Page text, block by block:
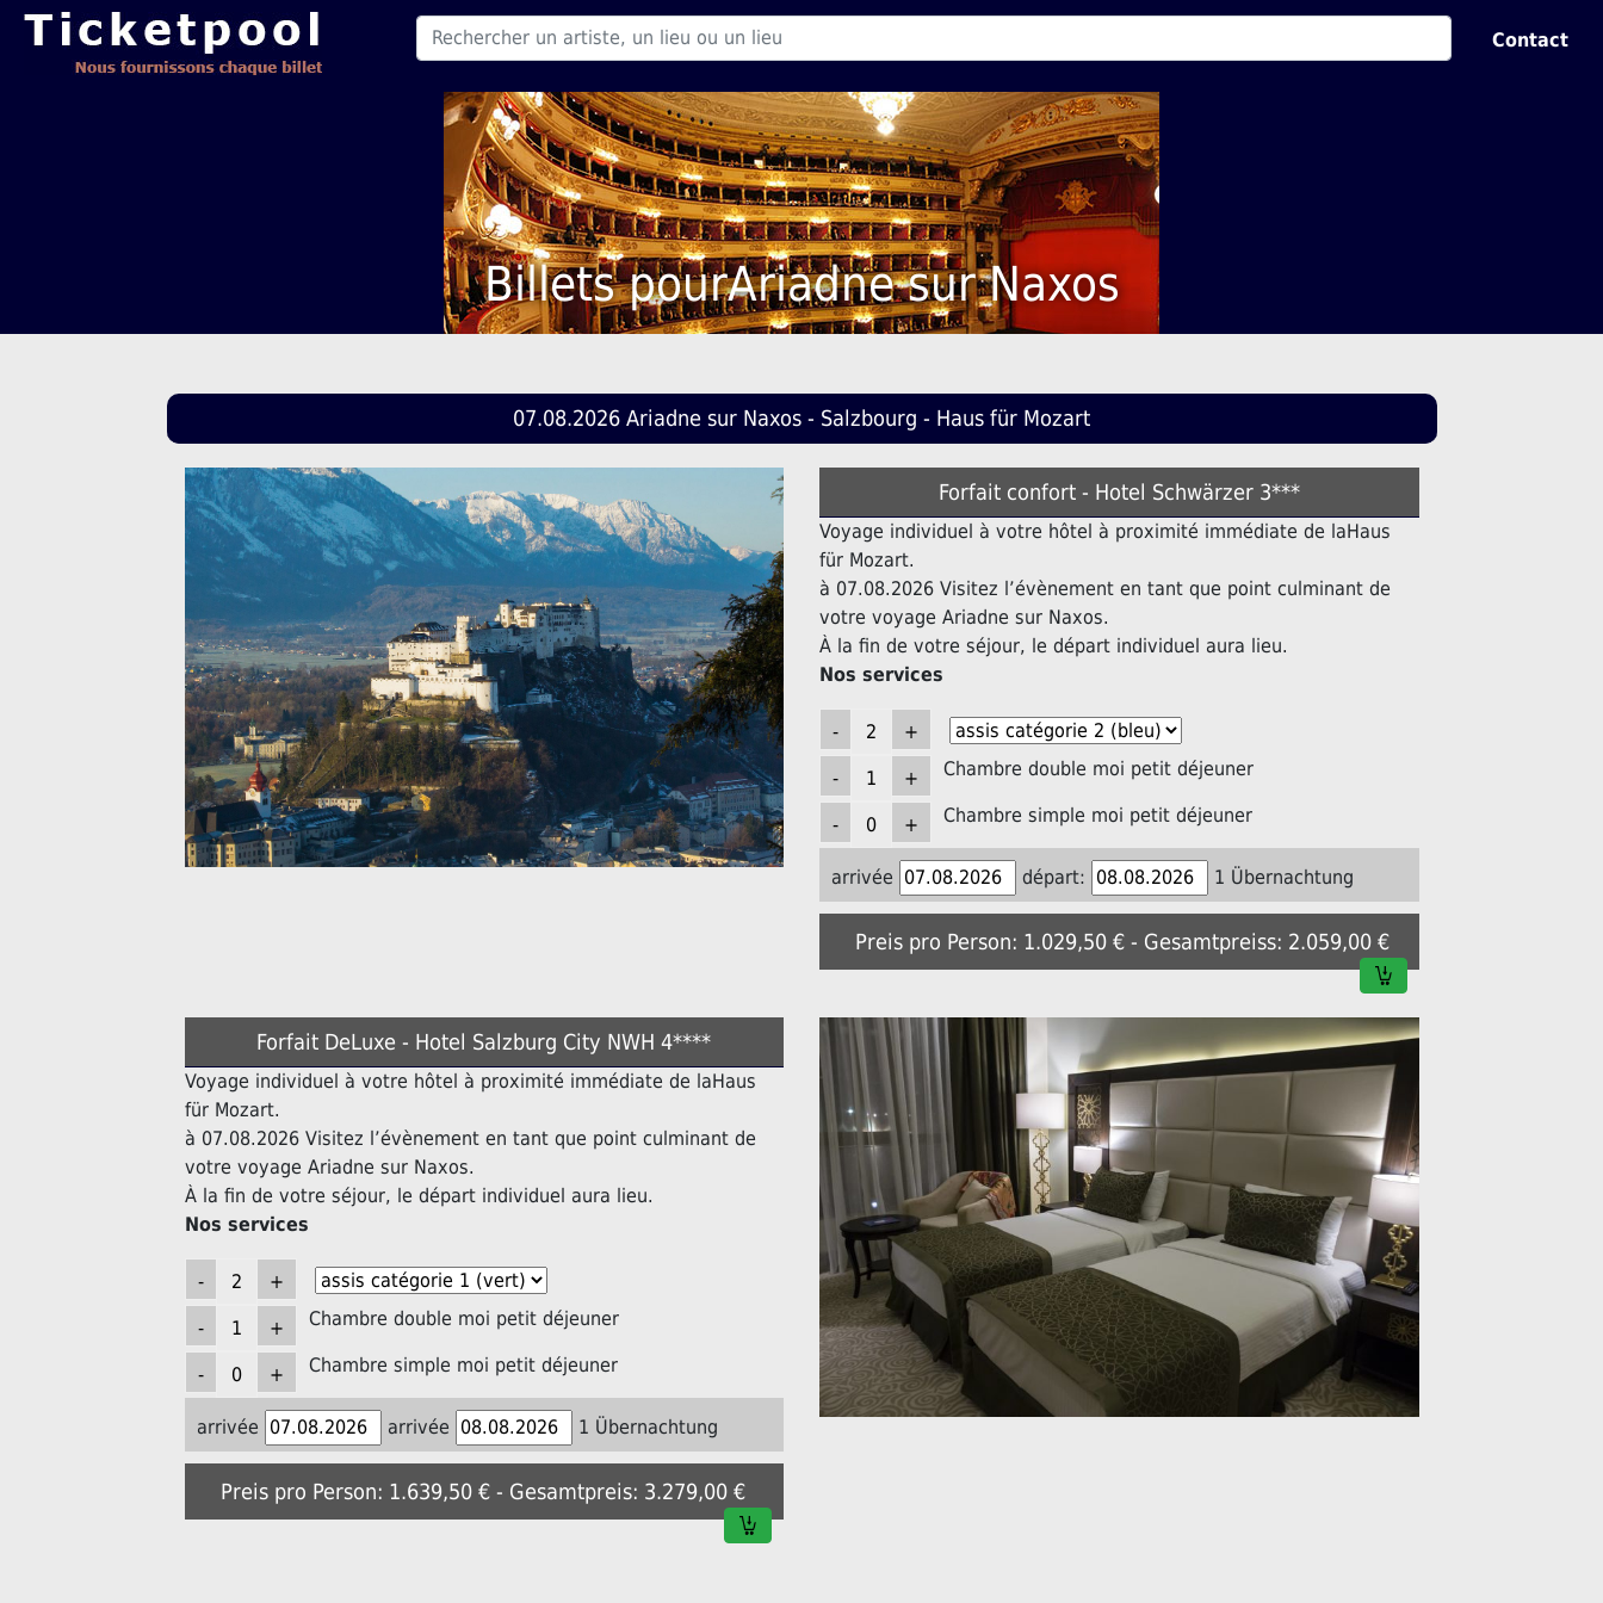
Contact
Billets pourAriadne sur Naxos
07.08.2026 Ariadne sur Naxos - Salzbourg - Haus für Mozart
Forfait confort - Hotel Schwärzer 3***
Voyage individuel à votre hôtel à proximité immédiate de laHaus
für Mozart.
à 07.08.2026 Visitez l’évènement en tant que point culminant de
votre voyage Ariadne sur Naxos.
À la fin de votre séjour, le départ individuel aura lieu.
Nos services
Chambre double moi petit déjeuner
Chambre simple moi petit déjeuner
arrivée départ: 1 Übernachtung
Preis pro Person: 1.029,50 € - Gesamtpreiss: 2.059,00 €
Forfait DeLuxe - Hotel Salzburg City NWH 4****
Voyage individuel à votre hôtel à proximité immédiate de laHaus
für Mozart.
à 07.08.2026 Visitez l’évènement en tant que point culminant de
votre voyage Ariadne sur Naxos.
À la fin de votre séjour, le départ individuel aura lieu.
Nos services
Chambre double moi petit déjeuner
Chambre simple moi petit déjeuner
arrivée arrivée 1 Übernachtung
Preis pro Person: 1.639,50 € - Gesamtpreis: 3.279,00 €